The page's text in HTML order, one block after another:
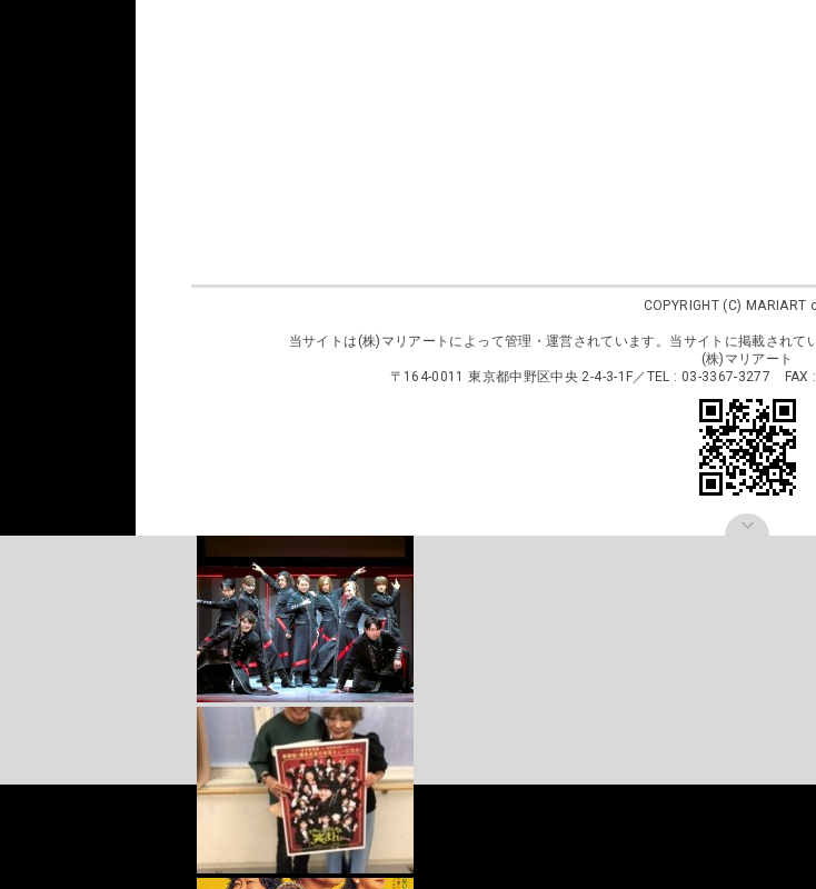
COPYRIGHT (C) MARIART
当サイトは (株)マリアート によって管理・運営されています。当サイトに掲載されて
(株)マリアート
〒164-0011 東京都中野区中央 2-4-3-1F／TEL : 03-3367-3277